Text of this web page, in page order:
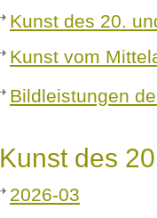
Kunst des 20.
Kunst vom
Bildleistungen
Kunst des
2026-03